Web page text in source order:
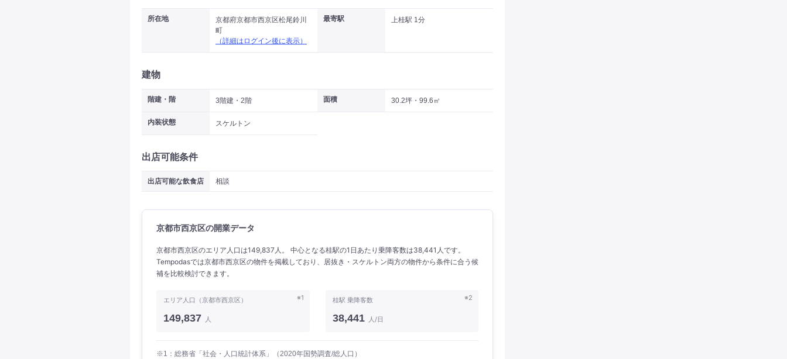
所在地
京都府京都市西京区松尾鈴川
町
（詳細はログイン後に表示）
最寄駅 上桂駅 1分
建物
階建・階 3階建・2階 面積 30.2坪・99.6㎡
内装状態 スケルトン
出店可能条件
出店可能な飲食店 相談
京都市西京区の開業データ
京都市西京区のエリア人口は149,837人。 中心となる桂駅の1日あたり乗降客数は38,441人です。
Tempodasでは京都市西京区の物件を掲載しており、居抜き・スケルトン両方の物件から条件に合う候
補を比較検討できます。
※1
エリア人口（京都市西京区）
149,837 人
※2
桂駅 乗降客数
38,441 人/日
※1：総務省「社会・人口統計体系」（2020年国勢調査/総人口）